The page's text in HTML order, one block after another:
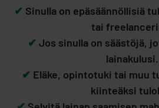
✔ Sinulla on epäsäännöllisiä
tai
✔ Jos sinulla on säästöjä,
lainakulusi.
✔ Eläke, opintotuki tai muu
kiinteäksi